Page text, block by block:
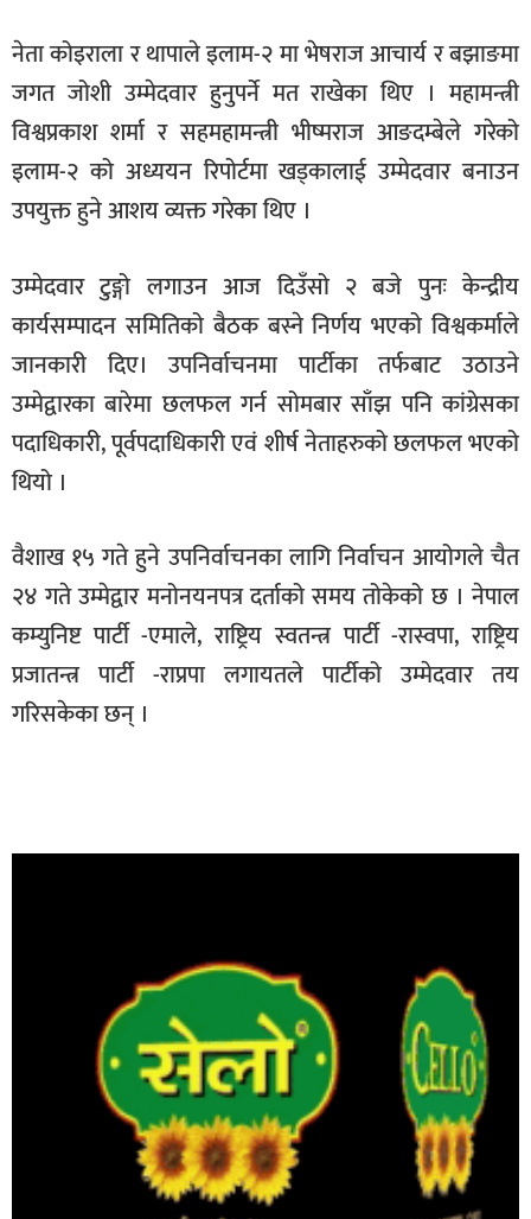
नेता कोइराला र थापाले इलाम-२ मा भेषराज आचार्य र बझाङमा
जगत जोशी उम्मेदवार हुनुपर्ने मत राखेका थिए । महामन्त्री
विश्वप्रकाश शर्मा र सहमहामन्त्री भीष्मराज आङदम्बेले गरेको
इलाम-२ को अध्ययन रिपोर्टमा खड्कालाई उम्मेदवार बनाउन
उपयुक्त हुने आशय व्यक्त गरेका थिए ।
उम्मेदवार टुङ्गो लगाउन आज दिउँसो २ बजे पुनः केन्द्रीय
कार्यसम्पादन समितिको बैठक बस्ने निर्णय भएको विश्वकर्माले
जानकारी दिए। उपनिर्वाचनमा पार्टीका तर्फबाट उठाउने
उम्मेद्वारका बारेमा छलफल गर्न सोमबार साँझ पनि कांग्रेसका
पदाधिकारी, पूर्वपदाधिकारी एवं शीर्ष नेताहरुको छलफल भएको
थियो ।
वैशाख १५ गते हुने उपनिर्वाचनका लागि निर्वाचन आयोगले चैत
२४ गते उम्मेद्वार मनोनयनपत्र दर्ताको समय तोकेको छ । नेपाल
कम्युनिष्ट पार्टी -एमाले, राष्ट्रिय स्वतन्त्र पार्टी -रास्वपा, राष्ट्रिय
प्रजातन्त्र पार्टी -राप्रपा लगायतले पार्टीको उम्मेदवार तय
गरिसकेका छन् ।